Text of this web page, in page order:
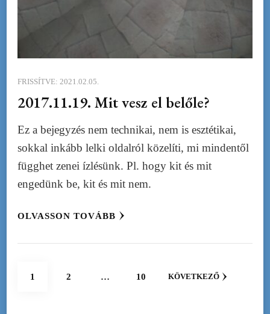
FRISSÍTVE: 2021.02.05.
2017.11.19. Mit vesz el belőle?
Ez a bejegyzés nem technikai, nem is esztétikai,
sokkal inkább lelki oldalról közelíti, mi mindentől
függhet zenei ízlésünk. Pl. hogy kit és mit
engedünk be, kit és mit nem.
OLVASSON TOVÁBB
Bejegyzések
OLDAL
1 OLDAL
2 … OLDAL
10 KÖVETKEZŐ